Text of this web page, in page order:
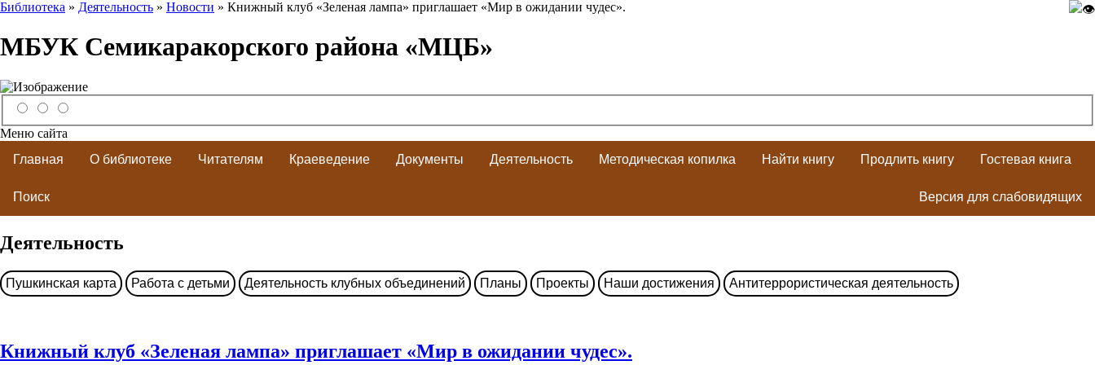
Библиотека » Деятельность » Новости » Книжный клуб «Зеленая лампа» приглашает «Мир в ожидании чудес».
МБУК Семикаракорского района «МЦБ»
Меню сайта
Главная
О библиотеке Читателям Краеведение Документы Деятельность Методическая копилка Найти книгу Продлить книгу Гостевая книга
Поиск Версия для слабовидящих
Деятельность
Пушкинская карта Работа с детьми Деятельность клубных объединений Планы Проекты Наши достижения Антитеррористическая деятельность
Книжный клуб «Зеленая лампа» приглашает «Мир в ожидании чудес».